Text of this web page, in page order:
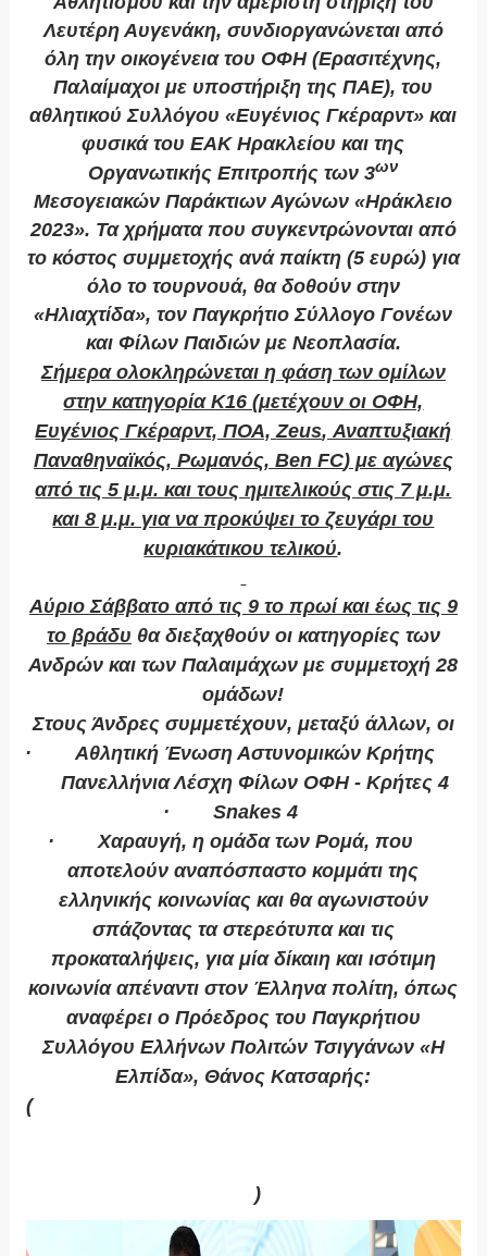
Λευτέρη Αυγενάκη, συνδιοργανώνεται από
όλη την οικογένεια του ΟΦΗ (Ερασιτέχνης,
Παλαίμαχοι με υποστήριξη της ΠΑΕ), του
αθλητικού Συλλόγου «Ευγένιος Γκέραρντ» και
φυσικά του ΕΑΚ Ηρακλείου και της
Οργανωτικής Επιτροπής των 3ων
Μεσογειακών Παράκτιων Αγώνων «Ηράκλειο
2023». Τα χρήματα που συγκεντρώνονται από
το κόστος συμμετοχής ανά παίκτη (5 ευρώ) για
όλο το τουρνουά, θα δοθούν στην
«Ηλιαχτίδα», τον Παγκρήτιο Σύλλογο Γονέων
και Φίλων Παιδιών με Νεοπλασία.
Σήμερα ολοκληρώνεται η φάση των ομίλων
στην κατηγορία Κ16 (μετέχουν οι ΟΦΗ,
Ευγένιος Γκέραρντ, ΠΟΑ,Zeus, Αναπτυξιακή
Παναθηναϊκός, Ρωμανός, Ben FC) με αγώνες
από τις 5 μ.μ. και τους ημιτελικούς στις 7 μ.μ.
και 8 μ.μ. για να προκύψει το ζευγάρι του
κυριακάτικου τελικού.
Αύριο Σάββατο από τις 9 το πρωί και έως τις 9
το βράδυ θα διεξαχθούν οι κατηγορίες των
Ανδρών και των Παλαιμάχων με συμμετοχή 28
ομάδων!
Στους Άνδρεςσυμμετέχουν, μεταξύ άλλων, οι
·
Αθλητική Ένωση Αστυνομικών Κρήτης
Πανελλήνια Λέσχη Φίλων ΟΦΗ - Κρήτες 4
·
Snakes 4
·
Χαραυγή, η ομάδα των Ρομά, που
αποτελούν αναπόσπαστο κομμάτι της
ελληνικής κοινωνίας και θα αγωνιστούν
σπάζοντας τα στερεότυπα και τις
προκαταλήψεις, για μία δίκαιη και ισότιμη
κοινωνία απέναντι στον Έλληνα πολίτη, όπως
αναφέρει ο Πρόεδρος του Παγκρήτιου
Συλλόγου Ελλήνων Πολιτών Τσιγγάνων «Η
Ελπίδα», Θάνος Κατσαρής:
(https://www.facebook.com/thanasis.katsaris1/
)